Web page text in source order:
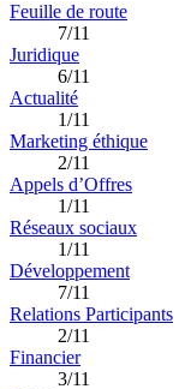
Feuille de route
7/11
Juridique
6/11
Actualité
1/11
Marketing éthique
2/11
Appels d’Offres
1/11
Réseaux sociaux
1/11
Développement
7/11
Relations Participants
2/11
Financier
3/11